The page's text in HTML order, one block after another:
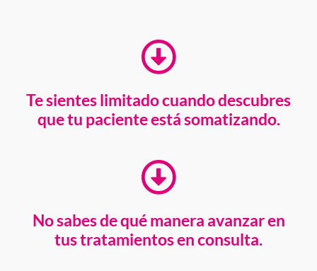
Te sientes limitado cuando descubres
que tu paciente está somatizando.
No sabes de qué manera avanzar en
tus tratamientos en consulta.